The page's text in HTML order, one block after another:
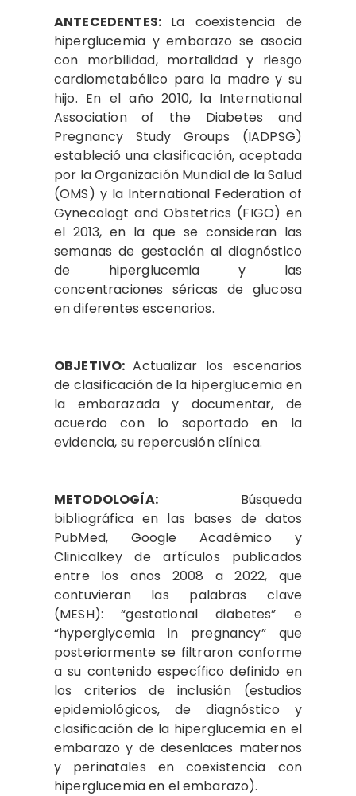
ANTECEDENTES: La coexistencia de
hiperglucemia y embarazo se asocia
con morbilidad, mortalidad y riesgo
cardiometabólico para la madre y su
hijo. En el año 2010, la International
Association of the Diabetes and
Pregnancy Study Groups (IADPSG)
estableció una clasificación, aceptada
por la Organización Mundial de la Salud
(OMS) y la International Federation of
Gynecologt and Obstetrics (FIGO) en
el 2013, en la que se consideran las
semanas de gestación al diagnóstico
de hiperglucemia y las
concentraciones séricas de glucosa
en diferentes escenarios.
OBJETIVO:Actualizar los escenarios
de clasificación de la hiperglucemia en
la embarazada y documentar, de
acuerdo con lo soportado en la
evidencia, su repercusión clínica.
METODOLOGÍA:Búsqueda
bibliográfica en las bases de datos
PubMed, Google Académico y
Clinicalkey de artículos publicados
entre los años 2008 a 2022, que
contuvieran las palabras clave
(MESH): “gestational diabetes” e
“hyperglycemia in pregnancy” que
posteriormente se filtraron conforme
a su contenido específico definido en
los criterios de inclusión (estudios
epidemiológicos, de diagnóstico y
clasificación de la hiperglucemia en el
embarazo y de desenlaces maternos
y perinatales en coexistencia con
hiperglucemia en el embarazo).